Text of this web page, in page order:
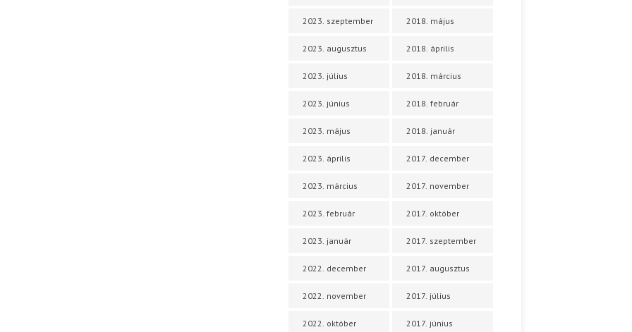
2023. szeptember
2023. augusztus
2023. július
2023. június
2023. május
2023. április
2023. március
2023. február
2023. január
2022. december
2022. november
2022. október
2018. május
2018. április
2018. március
2018. február
2018. január
2017. december
2017. november
2017. október
2017. szeptember
2017. augusztus
2017. július
2017. június